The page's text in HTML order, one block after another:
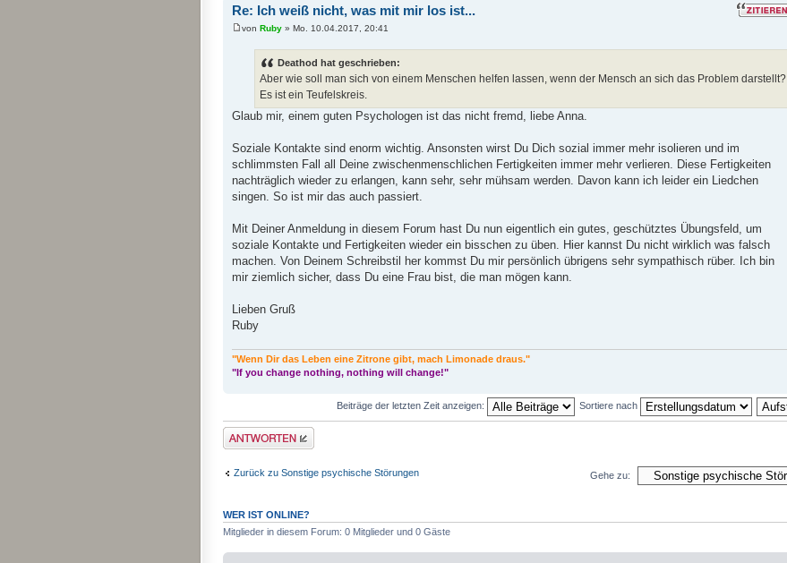
Re: Ich weiß nicht, was mit mir los ist...
von Ruby » Mo. 10.04.2017, 20:41
Deathod hat geschrieben:
Aber wie soll man sich von einem Menschen helfen lassen, wenn der Mensch an sich das Problem darstellt?
Es ist ein Teufelskreis.
Glaub mir, einem guten Psychologen ist das nicht fremd, liebe Anna.
Soziale Kontakte sind enorm wichtig. Ansonsten wirst Du Dich sozial immer mehr isolieren und im
schlimmsten Fall all Deine zwischenmenschlichen Fertigkeiten immer mehr verlieren. Diese Fertigkeiten
nachträglich wieder zu erlangen, kann sehr, sehr mühsam werden. Davon kann ich leider ein Liedchen
singen. So ist mir das auch passiert.
Mit Deiner Anmeldung in diesem Forum hast Du nun eigentlich ein gutes, geschütztes Übungsfeld, um
soziale Kontakte und Fertigkeiten wieder ein bisschen zu üben. Hier kannst Du nicht wirklich was falsch
machen. Von Deinem Schreibstil her kommst Du mir persönlich übrigens sehr sympathisch rüber. Ich bin
mir ziemlich sicher, dass Du eine Frau bist, die man mögen kann.
Lieben Gruß
Ruby
"Wenn Dir das Leben eine Zitrone gibt, mach Limonade draus."
"If you change nothing, nothing will change!"
Beiträge der letzten Zeit anzeigen: Sortiere nach
Antwort erstellen
Zurück zu Sonstige psychische Störungen Gehe zu:
WER IST ONLINE?
Mitglieder in diesem Forum: 0 Mitglieder und 0 Gäste